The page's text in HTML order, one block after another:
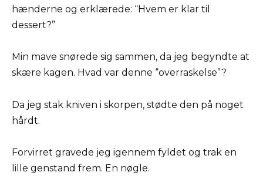
hænderne og erklærede: “Hvem er klar til
dessert?”
Min mave snørede sig sammen, da jeg begyndte at
skære kagen. Hvad var denne “overraskelse”?
Da jeg stak kniven i skorpen, stødte den på noget
hårdt.
Forvirret gravede jeg igennem fyldet og trak en
lille genstand frem. En nøgle.